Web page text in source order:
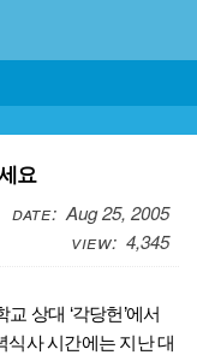
요
Aug 25, 2005
4,345
상대 ‘각당헌’에서
식사 시간에는 지난 대